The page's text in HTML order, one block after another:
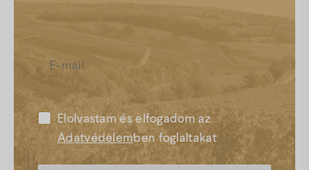
Elolvastam és elfogadom az
Adatvédelemben foglaltakat